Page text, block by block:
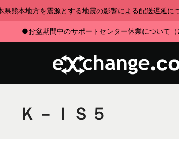
県熊本地方を震源とする地震の影響による配送遅延
●お盆期間中のサポートセンター休業について（
Ｋ－ＩＳ５